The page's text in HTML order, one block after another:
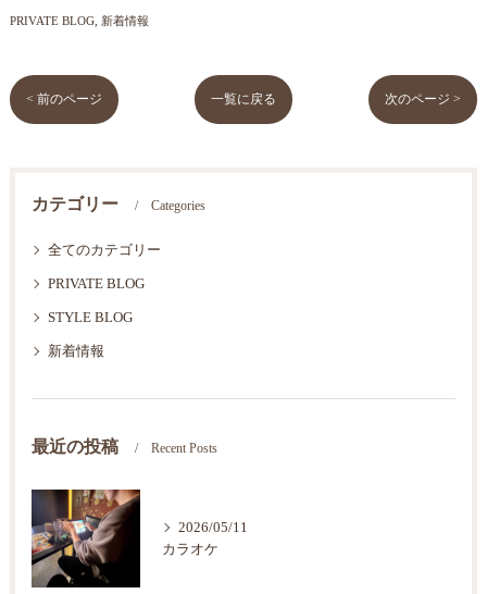
PRIVATE BLOG 新着情報
< 前のページ 一覧に戻る 次のページ >
カテゴリー Categories
全てのカテゴリー
PRIVATE BLOG
STYLE BLOG
新着情報
最近の投稿 Recent Posts
2026/05/11
カラオケ